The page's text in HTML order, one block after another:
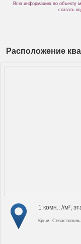
Всю информацию по объекту
сказать
Расположение
1 комн.: //м²,
Крым,